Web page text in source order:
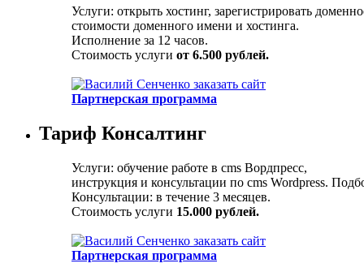
Услуги: открыть хостинг, зарегистрировать
стоимости доменного имени и хостинга.
Исполнение за 12 часов.
Стоимость услуги от 6.500 рублей.
Партнерская программа
Тариф Консалтинг
Услуги: обучение работе в cms Вордпресс,
инструкция и консультации по cms Wordpress.
Консультации: в течение 3 месяцев.
Стоимость услуги 15.000 рублей.
Партнерская программа